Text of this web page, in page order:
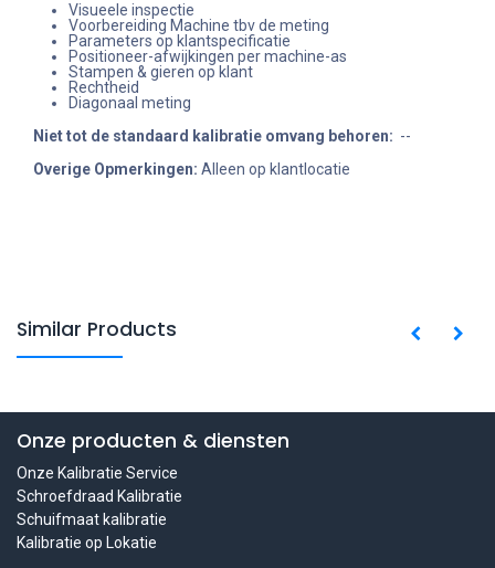
Visueele inspectie
Voorbereiding Machine tbv de meting
Parameters op klantspecificatie
Positioneer-afwijkingen per machine-as
Stampen & gieren op klant
Rechtheid
Diagonaal meting
Niet tot de standaard kalibratie omvang behoren: --
Overige Opmerkingen: Alleen op klantlocatie
Similar Products
Onze producten & diensten
Onze Kalibratie Service
Schroefdraad Kalibratie
Schuifmaat kalibratie
Kalibratie op Lokatie